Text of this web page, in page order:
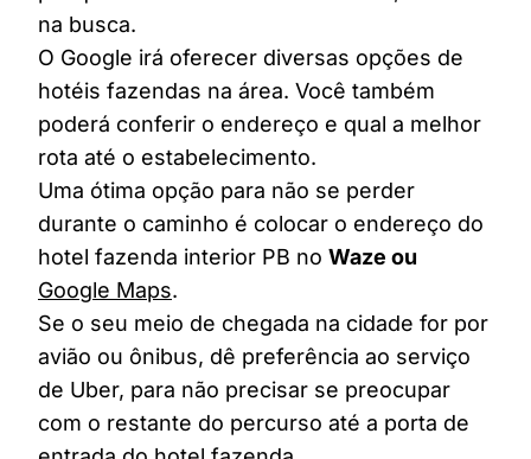
na busca.
O Google irá oferecer diversas opções de
hotéis fazendas na área. Você também
poderá conferir o endereço e qual a melhor
rota até o estabelecimento.
Uma ótima opção para não se perder
durante o caminho é colocar o endereço do
hotel fazenda interior PB no Waze ou
Google Maps.
Se o seu meio de chegada na cidade for por
avião ou ônibus, dê preferência ao serviço
de Uber, para não precisar se preocupar
com o restante do percurso até a porta de